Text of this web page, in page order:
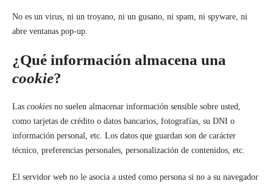
No es un virus, ni un troyano, ni un gusano, ni spam, ni spyware, ni
abre ventanas pop-up.
¿Qué información almacena una
cookie?
Las cookies no suelen almacenar información sensible sobre usted,
como tarjetas de crédito o datos bancarios, fotografías, su DNI o
información personal, etc. Los datos que guardan son de carácter
técnico, preferencias personales, personalización de contenidos, etc.
El servidor web no le asocia a usted como persona si no a su navegador